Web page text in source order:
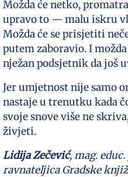
Možda će netko,
upravo to — malu iskru
Možda će se prisjetiti
putem zaboravio. I
nježan podsjetnik da još
Jer umjetnost nije samo
nastaje u trenutku kada
svoje snove više ne
živjeti.
Lidija Zečević, mag.
ravnateljica Gradske